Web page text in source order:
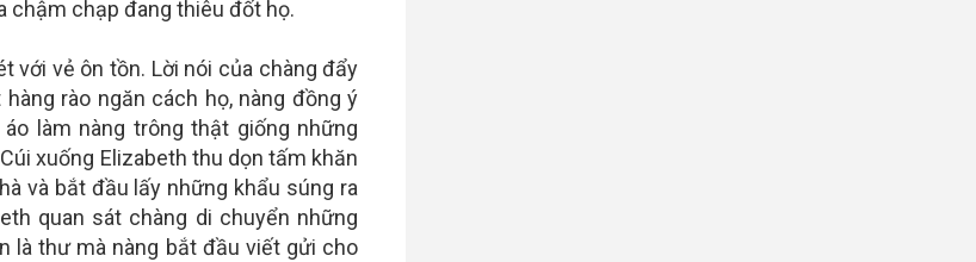
chậm chạp đang thiêu đốt họ.
với vẻ ôn tồn. Lời nói của chàng đẩy
rào ngăn cách họ, nàng đồng ý
làm nàng trông thật giống những
xuống Elizabeth thu dọn tấm khăn
và bắt đầu lấy những khẩu súng ra
quan sát chàng di chuyển những
là thư mà nàng bắt đầu viết gửi cho